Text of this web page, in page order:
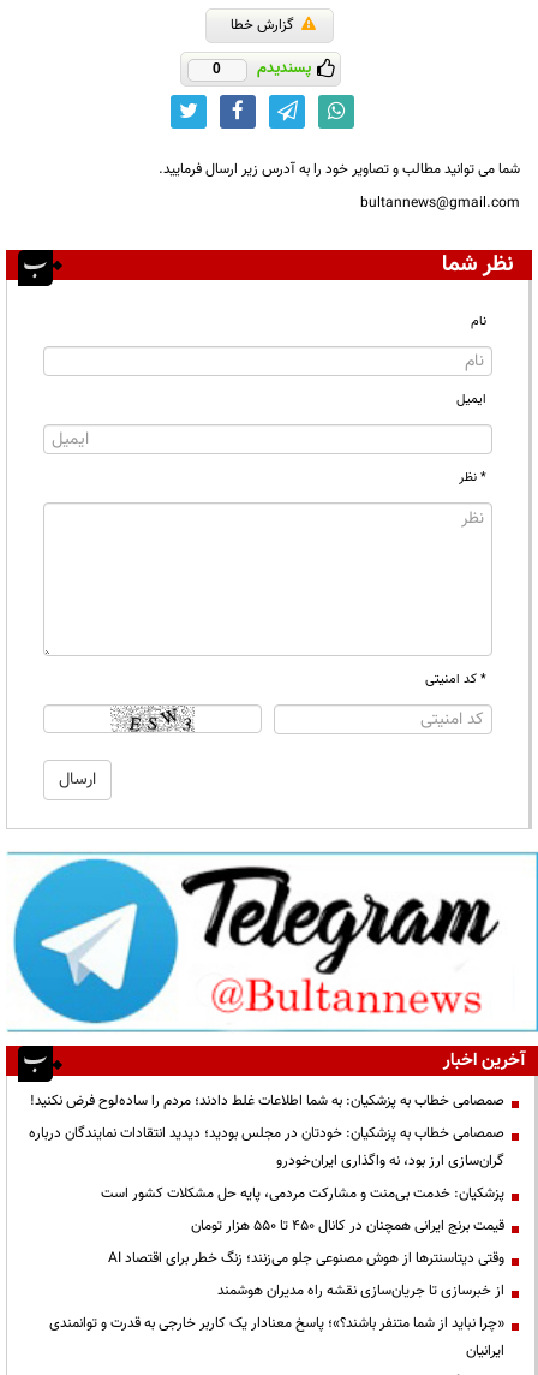
گزارش خطا
پسندیدم 0
شما می توانید مطالب و تصاویر خود را به آدرس زیر ارسال فرمایید.
bultannews@gmail.com
نظر شما
نام
ایمیل
* نظر
* کد امنیتی
آخرین اخبار
صمصامی خطاب به پزشکیان: به شما اطلاعات غلط دادند؛ مردم را ساده‌لوح فرض نکنید!
صمصامی خطاب به پزشکیان: خودتان در مجلس بودید؛ دیدید انتقادات نمایندگان درباره
گران‌سازی ارز بود، نه واگذاری ایران‌خودرو
پزشکیان: خدمت بی‌منت و مشارکت مردمی، پایه حل مشکلات کشور است
قیمت‌ برنج ایرانی همچنان در کانال ۴۵۰ تا ۵۵۰ هزار تومان
وقتی دیتاسنترها از هوش مصنوعی جلو می‌زنند؛ زنگ خطر برای اقتصاد AI
از خبرسازی تا جریان‌سازی نقشه راه مدیران هوشمند
«چرا نباید از شما متنفر باشند؟»؛ پاسخ معنادار یک کاربر خارجی به قدرت و توانمندی
ایرانیان